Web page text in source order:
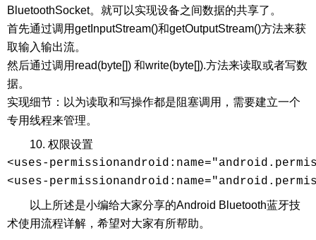
BluetoothSocket。就可以实现设备之间数据的共享了。
首先通过调用getInputStream()和getOutputStream()方法来获
取输入输出流。
然后通过调用read(byte[]) 和write(byte[]).方法来读取或者写数
据。
实现细节：以为读取和写操作都是阻塞调用，需要建立一个
专用线程来管理。
10. 权限设置
<uses-
<uses-
以上所述是小编给大家分享的Android Bluetooth蓝牙技
术使用流程详解，希望对大家有所帮助。